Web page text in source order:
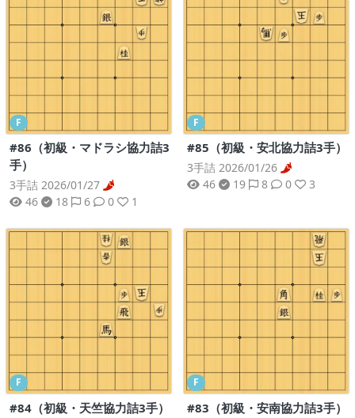
F
#86（初級・マドラシ協力詰3
手）
3手詰 2026/01/27
46
18 6 0 1
F
#85（初級・安北協力詰3手）
3手詰 2026/01/26
46
19 8 0 3
F
#84（初級・天竺協力詰3手）
F
#83（初級・安南協力詰3手）